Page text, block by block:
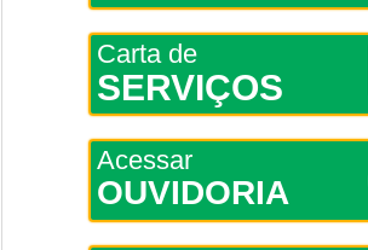
Carta de
SERVIÇOS
Acessar
OUVIDORIA